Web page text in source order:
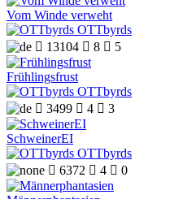
Vom Winde verweht
OTTbyrds
 13104  8  5
Frühlingsfrust
OTTbyrds
 3499  4  3
SchweinerEI
OTTbyrds
 6372  4  0